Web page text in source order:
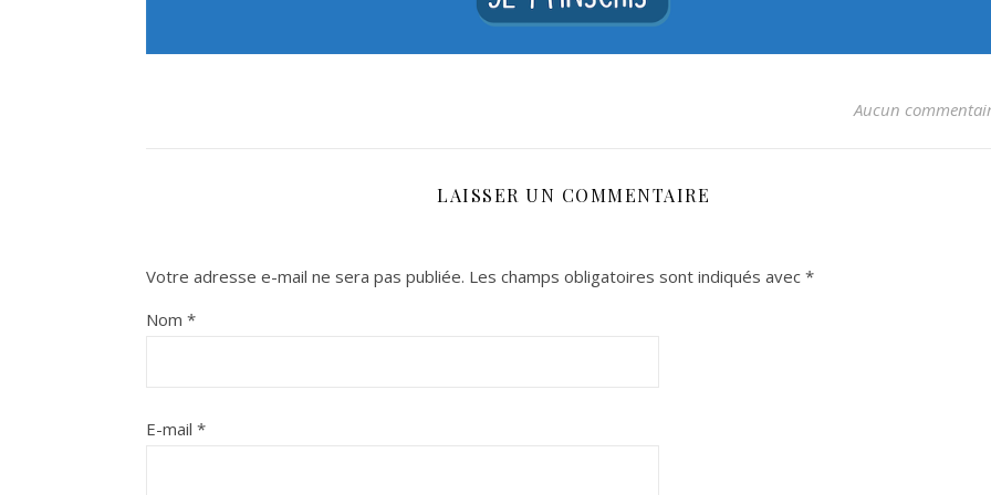
Aucun
LAISSER UN COMMENTAIRE
Votre adresse e-mail ne sera pas publiée. Les champs obligatoires sont indiqués avec *
Nom *
E-mail *